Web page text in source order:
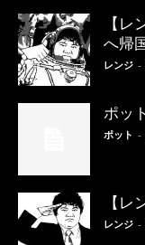
【
へ帰
レンジ -
ポッ
ポット -
【
レンジ -